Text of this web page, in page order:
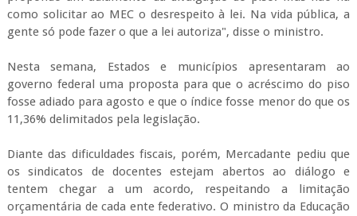
como solicitar ao MEC o desrespeito à lei. Na vida pública, a
gente só pode fazer o que a lei autoriza", disse o ministro.
Nesta semana, Estados e municípios apresentaram ao
governo federal uma proposta para que o acréscimo do piso
fosse adiado para agosto e que o índice fosse menor do que os
11,36% delimitados pela legislação.
Diante das dificuldades fiscais, porém, Mercadante pediu que
os sindicatos de docentes estejam abertos ao diálogo e
tentem chegar a um acordo, respeitando a limitação
orçamentária de cada ente federativo. O ministro da Educação